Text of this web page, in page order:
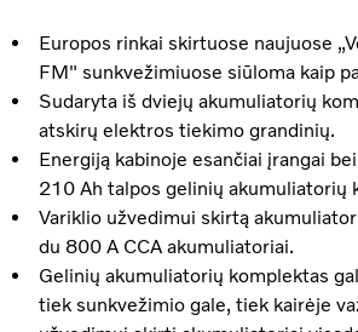
Europos rinkai skirtuose naujuose
FM" sunkvežimiuose siūloma kaip
Sudaryta iš dviejų akumuliatorių
atskirų elektros tiekimo grandinių.
Energiją kabinoje esančiai įrangai
210 Ah talpos gelinių akumuliatorių
Variklio užvedimui skirtą
du 800 A CCA akumuliatoriai.
Gelinių akumuliatorių komplektas
tiek sunkvežimio gale, tiek kairėje